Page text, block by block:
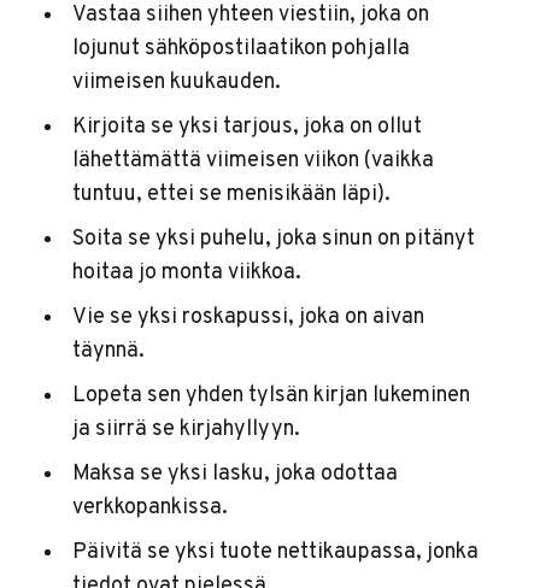
Vastaa siihen yhteen viestiin, joka on
lojunut sähköpostilaatikon pohjalla
viimeisen kuukauden.
Kirjoita se yksi tarjous, joka on ollut
lähettämättä viimeisen viikon (vaikka
tuntuu, ettei se menisikään läpi).
Soita se yksi puhelu, joka sinun on pitänyt
hoitaa jo monta viikkoa.
Vie se yksi roskapussi, joka on aivan
täynnä.
Lopeta sen yhden tylsän kirjan lukeminen
ja siirrä se kirjahyllyyn.
Maksa se yksi lasku, joka odottaa
verkkopankissa.
Päivitä se yksi tuote nettikaupassa, jonka